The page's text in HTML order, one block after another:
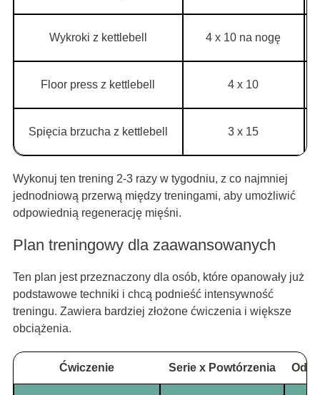
Wykroki z kettlebell 4 x 10 na nogę
Floor press z kettlebell 4 x 10
Spięcia brzucha z kettlebell 3 x 15
Wykonuj ten trening 2-3 razy w tygodniu, z co najmniej
jednodniową przerwą między treningami, aby umożliwić
odpowiednią regenerację mięśni.
Plan treningowy dla zaawansowanych
Ten plan jest przeznaczony dla osób, które opanowały już
podstawowe techniki i chcą podnieść intensywność
treningu. Zawiera bardziej złożone ćwiczenia i większe
obciążenia.
Ćwiczenie Serie x Powtórzenia